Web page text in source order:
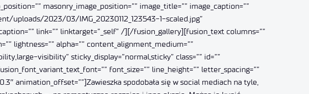
masonry_image_position=”” image_title=”” image_caption=””
uploads/2023/03/IMG_20230112_123543-1-scaled.jpg”
link=”” linktarget=”_self” /][/fusion_gallery][fusion_text columns=””
lightness=”” alpha=”” content_alignment_medium=””
visibility” sticky_display=”normal,sticky” class=”” id=””
font_size=”” line_height=”” letter_spacing=””
animation_offset=””]Zawieszka spodobała się w social mediach na tyle,